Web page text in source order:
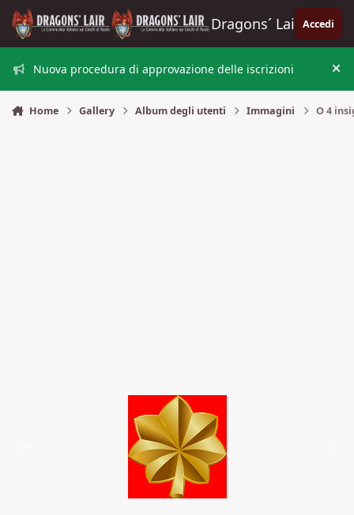
Vai al contenuto
Dragons´ Lair Accedi
Nuova procedura di approvazione delle iscrizioni
Home Gallery Album degli utenti Immagini O 4